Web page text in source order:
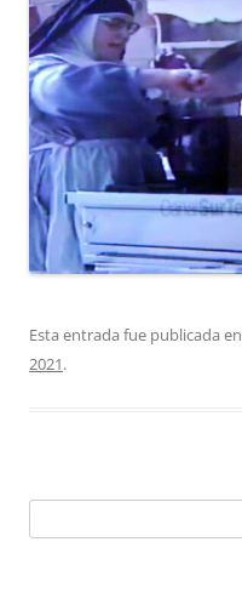
Esta entrada fue publicada en
2021.